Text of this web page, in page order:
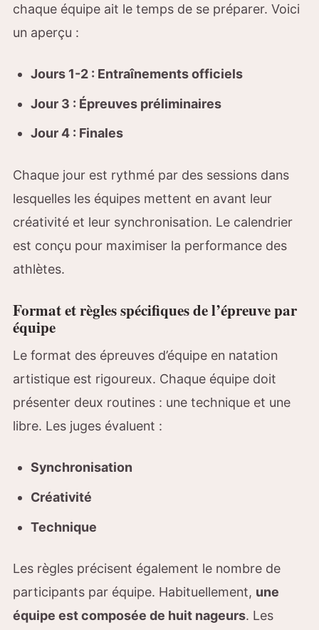
chaque équipe ait le temps de se préparer. Voici
un aperçu :
Jours 1-2 : Entraînements officiels
Jour 3 : Épreuves préliminaires
Jour 4 : Finales
Chaque jour est rythmé par des sessions dans
lesquelles les équipes mettent en avant leur
créativité et leur synchronisation. Le calendrier
est conçu pour maximiser la performance des
athlètes.
Format et règles spécifiques de l’épreuve par
équipe
Le format des épreuves d’équipe en natation
artistique est rigoureux. Chaque équipe doit
présenter deux routines : une technique et une
libre. Les juges évaluent :
Synchronisation
Créativité
Technique
Les règles précisent également le nombre de
participants par équipe. Habituellement, une
équipe est composée de huit nageurs. Les